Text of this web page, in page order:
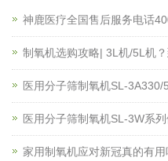
神鹿医疗全国售后服务电话
制氧机选购攻略| 3L机/5L机
医用分子筛制氧机SL-3A330/
医用分子筛制氧机SL-3W系
家用制氧机应对新冠真的有用